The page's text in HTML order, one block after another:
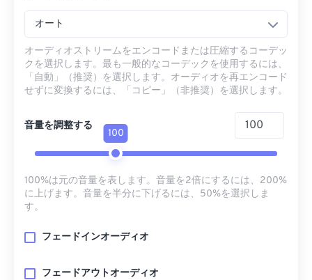
オート
オーディオストリームをエンコードまたは圧縮するコーデッ
クを選択します。最も一般的なコーデックを使用するには、
「自動」（推奨）を選択します。オーディオを再エンコード
せずに変換するには、「コピー」（非推奨）を選択します。
音量を調整する
100
100%は元の音量を表します。音量を2倍にするには、200%
に上げます。音量を半分に下げるには、50%を選択しま
す。
フェードインオーディオ
フェードアウトオーディオ